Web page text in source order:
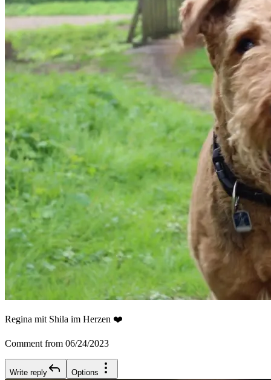
Regina mit Shila im Herzen ❤️
Comment from 06/24/2023
Write reply Options